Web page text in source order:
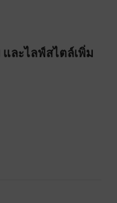
และไลฟ์สไตล์เพิ่ม